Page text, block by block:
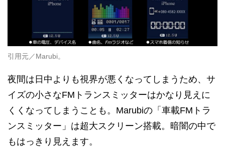
引用元／Marubi。
夜間は日中よりも視界が悪くなってしまうため、サ
イズの小さなFMトランスミッターはかなり見えに
くくなってしまうことも。Marubiの「車載FMトラ
ンスミッター」は超大スクリーン搭載。暗闇の中で
もはっきり見えます。